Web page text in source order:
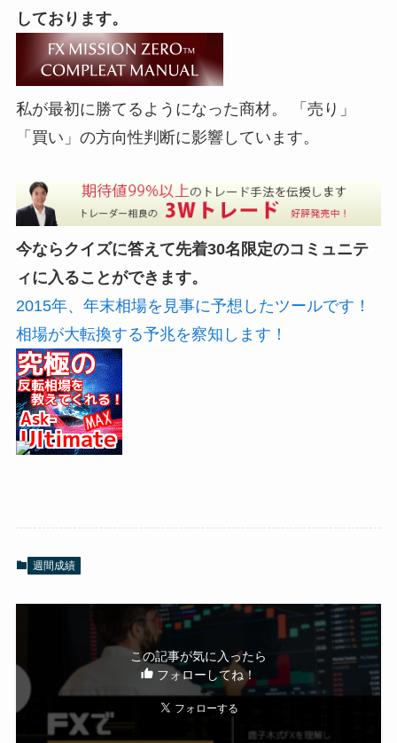
しております。
私が最初に勝てるようになった商材。 「売り」
「買い」の方向性判断に影響しています。
今ならクイズに答えて先着30名限定のコミュニテ
ィに入ることができます。
2015年、年末相場を見事に予想したツールです！
相場が大転換する予兆を察知します！
週間成績
この記事が気に入ったら
フォローしてね！